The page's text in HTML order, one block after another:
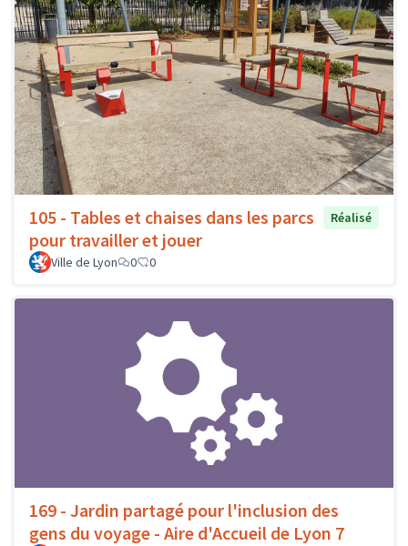
105 - Tables et chaises dans les parcs
pour travailler et jouer
Réalisé
Ville de Lyon 0 0
169 - Jardin partagé pour l'inclusion des
gens du voyage - Aire d'Accueil de Lyon 7